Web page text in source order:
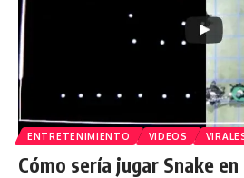
ENTRETENIMIENTO VIDEOS
Cómo sería jugar Snake